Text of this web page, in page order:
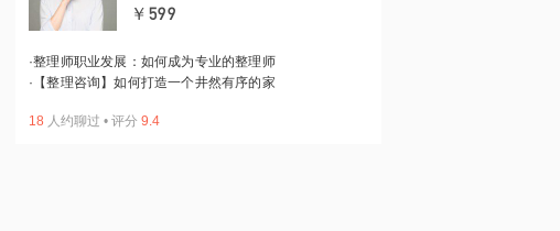
￥599
·整理师职业发展：如何成为专业的整理师
· 【整理咨询】如何打造一个井然有序的家
18 人约聊过 • 评分 9.4